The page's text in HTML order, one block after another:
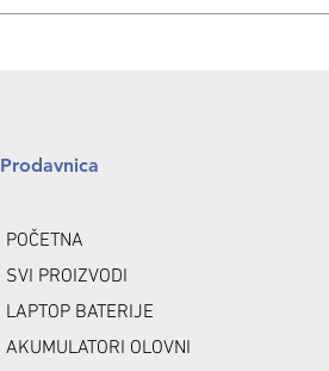
Prodavnica
POČETNA
SVI PROIZVODI
LAPTOP BATERIJE
AKUMULATORI OLOVNI